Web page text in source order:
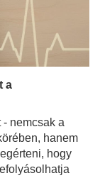
a
nemcsak a
hanem
hogy